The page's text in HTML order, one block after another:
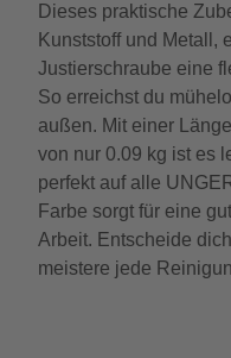
Dieses praktische
Kunststoff und Metall,
Justierschraube eine
So erreichst du
außen. Mit einer
von nur 0.09 kg ist es
perfekt auf alle
Farbe sorgt für eine
Arbeit. Entscheide
meistere jede